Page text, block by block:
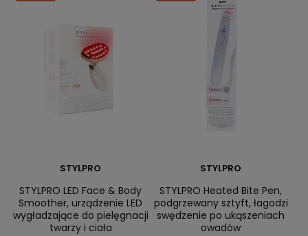
STYLPRO
STYLPRO LED Face & Body
Smoother, urządzenie LED
wygładzające do pielęgnacji
twarzy i ciała
STYLPRO
STYLPRO Heated Bite Pen,
podgrzewany sztyft, łagodzi
swędzenie po ukąszeniach
owadów